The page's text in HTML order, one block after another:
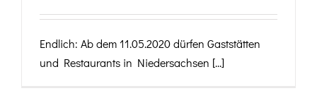
Endlich: Ab dem 11.05.2020 dürfen Gaststätten
und Restaurants in Niedersachsen [...]